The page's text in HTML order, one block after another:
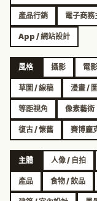
產品行銷 電子商務
App / 網站設計
風格 攝影 電
草圖 / 線稿 漫畫 /
等距視角 像素藝術
復古 / 懷舊 賽博龐
主體 人像 / 自拍
產品 食物 / 飲品